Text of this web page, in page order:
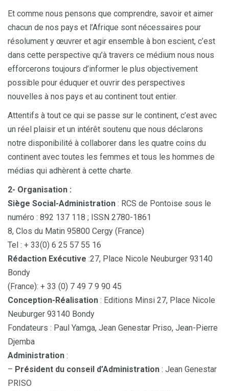
Et comme nous pensons que comprendre, savoir et aimer
chacun de nos pays et l’Afrique sont nécessaires pour
résolument y œuvrer et agir ensemble à bon escient, c’est
dans cette perspective qu’à travers ce médium nous nous
efforcerons toujours d’informer le plus objectivement
possible pour éduquer et ouvrir des perspectives
nouvelles à nos pays et au continent tout entier.
Attentifs à tout ce qui se passe sur le continent, c’est avec
un réel plaisir et un intérêt soutenu que nous déclarons
notre disponibilité à collaborer dans les quatre coins du
continent avec toutes les femmes et tous les hommes de
médias qui adhèrent à cette charte.
2- Organisation :
Siège Social-Administration : RCS de Pontoise sous le
numéro : 892 137 118 ; ISSN 2780-1861
8, Clos du Matin 95800 Cergy (France)
Tel : + 33(0) 6 25 57 55 16
Rédaction Exécutive :27, Place Nicole Neuburger 93140
Bondy
(France): + 33 (0) 7 49 7 9 90 45
Conception-Réalisation : Editions Minsi 27, Place Nicole
Neuburger 93140 Bondy
Fondateurs : Paul Yamga, Jean Genestar Priso, Jean-Pierre
Djemba
Administration :
– Président du conseil d’Administration : Jean Genestar
PRISO